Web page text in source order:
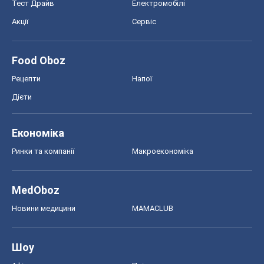
Тест Драйв Електромобілі
Акції Сервіс
Food Oboz
Рецепти Напої
Дієти
Економіка
Ринки та компанії Макроекономіка
MedOboz
Новини медицини MAMACLUB
Шоу